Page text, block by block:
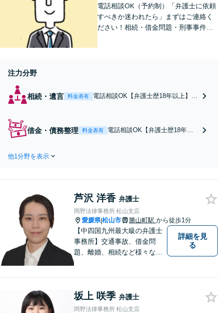
電話相談OK（予約制）「弁護士に依頼
すべきか迷われたら」まずはご連絡く
ださい！相続・借金問題・刑事事件・
注力分野
相続・遺言 料金表有
電話相談OK【弁護士歴18年以上】
相談可】訴訟・調停・審判など、複
雑な事案の豊富な解決実績あり【初
借金・債務整理 料金表有
電話相談OK【弁護士歴18年以
無料】オーダーメイドの解決策
的再生に向けて尽力します【勝
山町駅3分】
他1分野を表示
芦沢 洋香 弁護士
岡野法律事務所 松山支店
愛媛県|松山市 勝山町駅 から徒歩1分
【中四国九州最大級の弁護士
事務所】交通事故、借金問
題、離婚、相続など様々な問
い！
詳細を見
る
坂上 咲季 弁護士
岡野法律事務所 松山支店